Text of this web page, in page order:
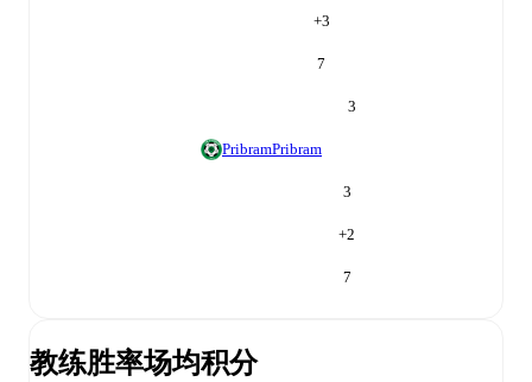
+3
7
3
PribramPribram
3
+2
7
教练胜率场均积分